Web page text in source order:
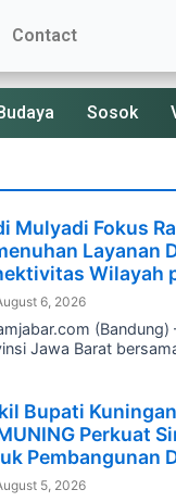
Contact
Sosok
Mulyadi Fokus
Layanan
Wilayah
6, 2026
(Bandung)
Jawa Barat
Bupati
Perkuat
Pembangunan
5, 2026